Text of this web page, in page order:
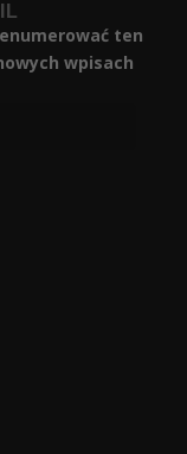
ten
wpisach